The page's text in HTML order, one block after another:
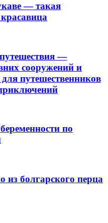
— такая
—
сооружений и
путешественников
по
из болгарского перца